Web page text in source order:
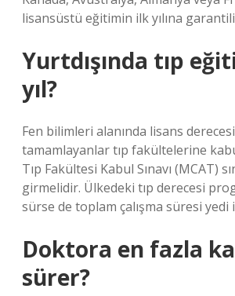
lisansüstü eğitimin ilk yılına
Yurtdışında tıp
yıl?
Fen bilimleri alanında lisans
tamamlayanlar tıp fakültelerine
Tıp Fakültesi Kabul Sınavı (MCAT)
girmelidir. Ülkedeki tıp derecesi
sürse de toplam çalışma süresi yedi
Doktora en fazla
sürer?